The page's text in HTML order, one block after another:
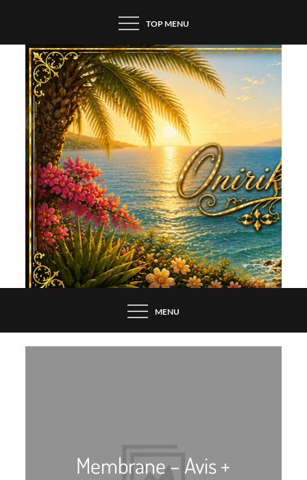
content
TOP MENU
MENU
Membrane – Avis +